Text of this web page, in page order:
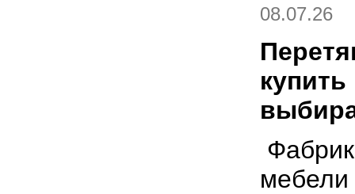
08.07.26